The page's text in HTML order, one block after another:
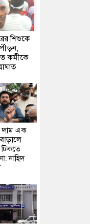
শিশুকে
কর্মীকে
দাম এক
নাহিদ